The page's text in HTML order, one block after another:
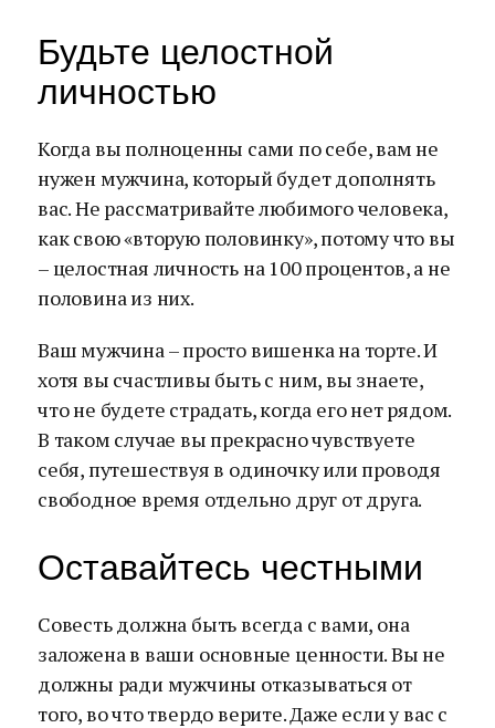
Будьте целостной
личностью
Когда вы полноценны сами по себе, вам не
нужен мужчина, который будет дополнять
вас. Не рассматривайте любимого человека,
как свою «вторую половинку», потому что вы
– целостная личность на 100 процентов, а не
половина из них.
Ваш мужчина – просто вишенка на торте. И
хотя вы счастливы быть с ним, вы знаете,
что не будете страдать, когда его нет рядом.
В таком случае вы прекрасно чувствуете
себя, путешествуя в одиночку или проводя
свободное время отдельно друг от друга.
Оставайтесь честными
Совесть должна быть всегда с вами, она
заложена в ваши основные ценности. Вы не
должны ради мужчины отказываться от
того, во что твердо верите. Даже если у вас с